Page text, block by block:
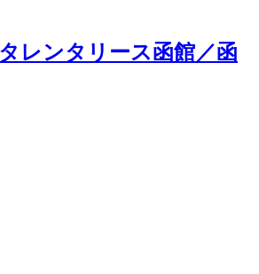
レンタリース函館／函